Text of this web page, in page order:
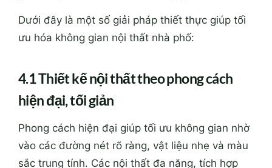
Dưới đây là một số giải pháp thiết thực giúp tối
ưu hóa không gian nội thất nhà phố:
4.1 Thiết kế nội thất theo phong cách
hiện đại, tối giản
Phong cách hiện đại giúp tối ưu không gian nhờ
vào các đường nét rõ ràng, vật liệu nhẹ và màu
sắc trung tính. Các nội thất đa năng, tích hợp